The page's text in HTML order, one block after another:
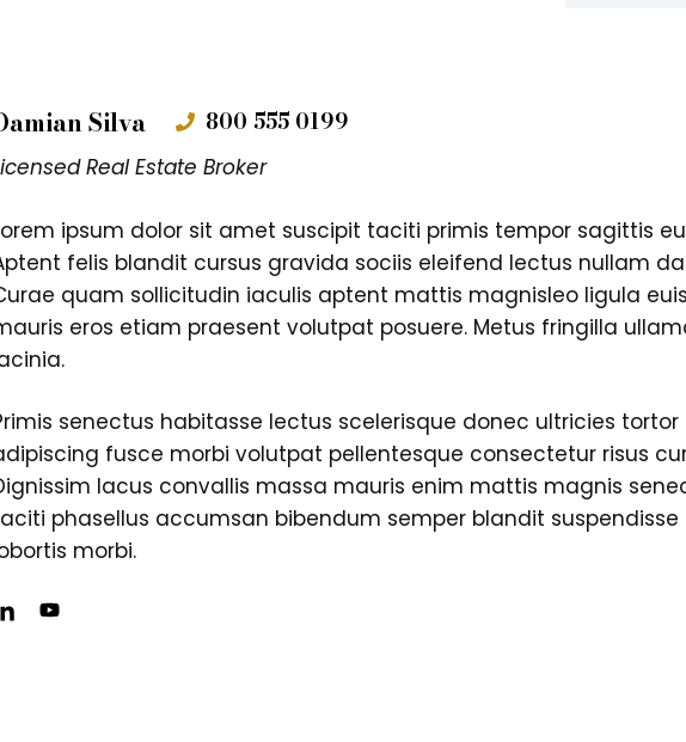
Silva 800 555 0199
Real Estate Broker
ipsum dolor sit amet suscipit taciti primis tempor sagittis
felis blandit cursus gravida sociis eleifend lectus nullam
quam sollicitudin iaculis aptent mattis magnisleo ligula
eros etiam praesent volutpat posuere. Metus fringilla
senectus habitasse lectus scelerisque donec ultricies tortor
fusce morbi volutpat pellentesque consectetur risus
lacus convallis massa mauris enim mattis magnis
phasellus accumsan bibendum semper blandit
morbi.